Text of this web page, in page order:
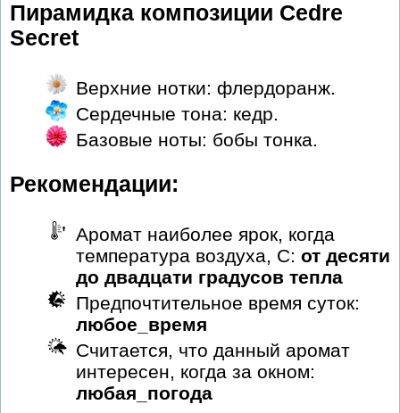
Пирамидка композиции Cedre
Secret
Верхние нотки: флердоранж.
Сердечные тона: кедр.
Базовые ноты: бобы тонка.
Рекомендации:
Аромат наиболее ярок, когда
температура воздуха, С: от десяти
до двадцати градусов тепла
Предпочтительное время суток:
любое_время
Считается, что данный аромат
интересен, когда за окном:
любая_погода